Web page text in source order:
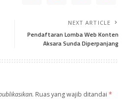
NEXT ARTICLE
Pendaftaran Lomba Web Konten
Aksara Sunda Diperpanjang
Ruas yang wajib ditandai *